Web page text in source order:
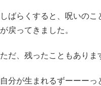
しばらくすると、呪いの
が戻ってきました。
ただ、残ったこともありま
自分が生まれるずーーー